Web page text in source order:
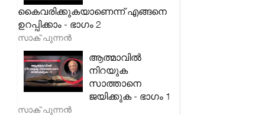
കൈവരിക്കുകയാണെന്ന് എങ്ങനെ
ഉറപ്പിക്കാം - ഭാഗം 2
സാക് പുന്നൻ
ആത്മാവിൽ
നിറയുക
സാത്താനെ
ജയിക്കുക - ഭാഗം 1
സാക് പുന്നൻ